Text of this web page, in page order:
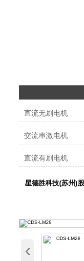
直流无刷电机
交流串激电机
直流有刷电机
星德胜科技(苏州)
‹